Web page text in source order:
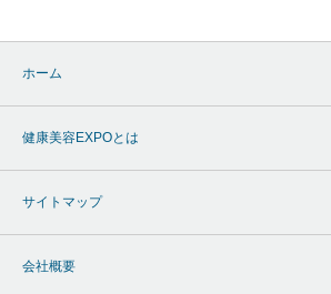
ホーム
健康美容EXPOとは
サイトマップ
会社概要